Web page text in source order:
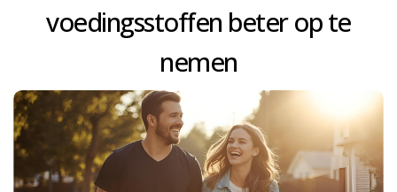
voedingsstoffen beter op te
nemen